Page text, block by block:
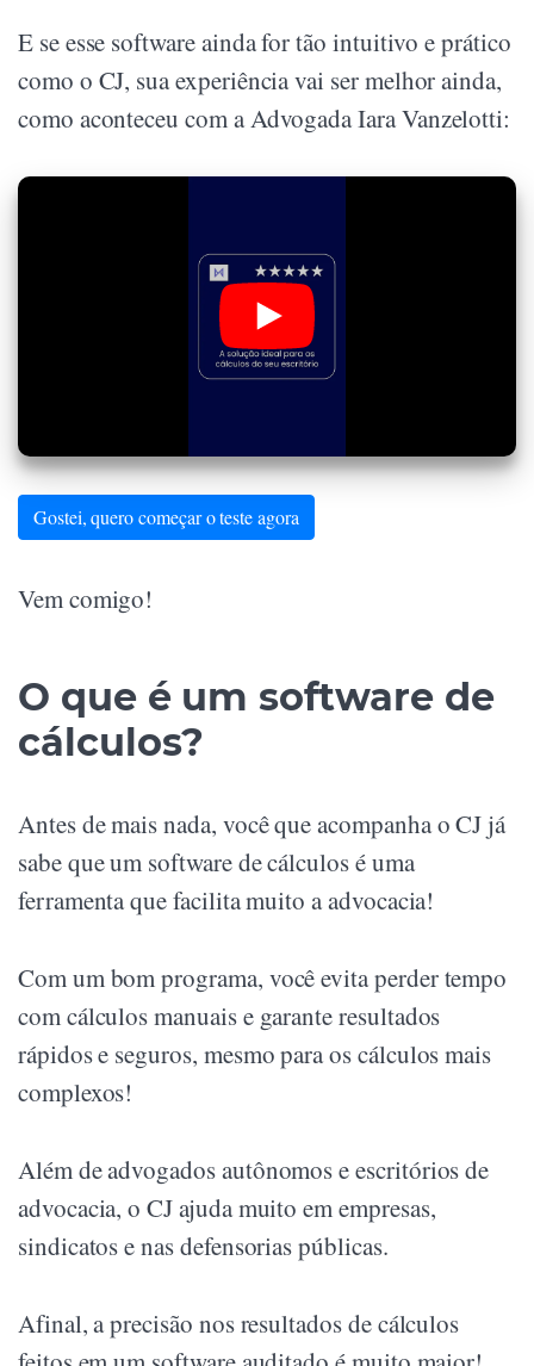
E se esse software ainda for tão intuitivo e prático
como o CJ, sua experiência vai ser melhor ainda,
como aconteceu com a Advogada Iara Vanzelotti:
Gostei, quero começar o teste agora
Vem comigo!
O que é um software de
cálculos?
Antes de mais nada, você que acompanha o CJ já
sabe que um software de cálculos é uma
ferramenta que facilita muito a advocacia!
Com um bom programa, você evita perder tempo
com cálculos manuais e garante resultados
rápidos e seguros, mesmo para os cálculos mais
complexos!
Além de advogados autônomos e escritórios de
advocacia, o CJ ajuda muito em empresas,
sindicatos e nas defensorias públicas.
Afinal, a precisão nos resultados de cálculos